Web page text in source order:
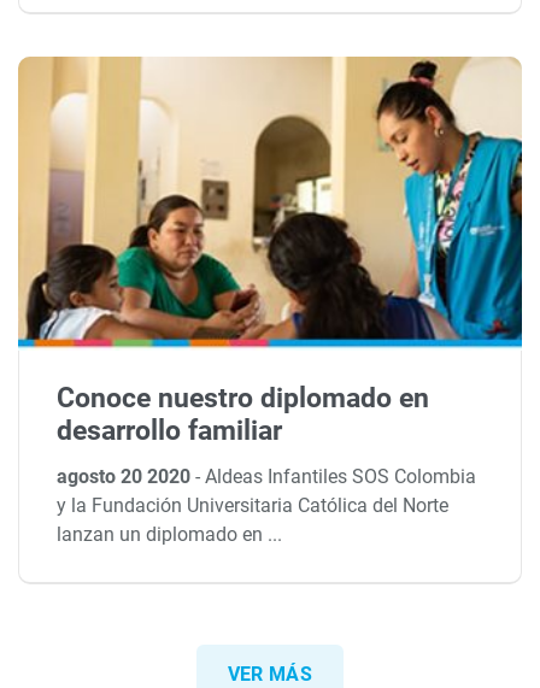
Conoce nuestro diplomado en
desarrollo familiar
agosto 20 2020-Aldeas Infantiles SOS Colombia
y la Fundación Universitaria Católica del Norte
lanzan un diplomado en ...
VER MÁS